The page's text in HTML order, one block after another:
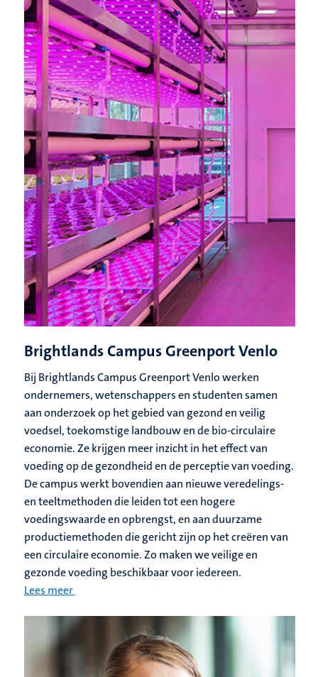
Brightlands Campus Greenport Venlo
Bij Brightlands Campus Greenport Venlo werken
ondernemers, wetenschappers en studenten samen
aan onderzoek op het gebied van gezond en veilig
voedsel, toekomstige landbouw en de bio-circulaire
economie. Ze krijgen meer inzicht in het effect van
voeding op de gezondheid en de perceptie van voeding.
De campus werkt bovendien aan nieuwe veredelings-
en teeltmethoden die leiden tot een hogere
voedingswaarde en opbrengst, en aan duurzame
productiemethoden die gericht zijn op het creëren van
een circulaire economie. Zo maken we veilige en
gezonde voeding beschikbaar voor iedereen.
Lees meer